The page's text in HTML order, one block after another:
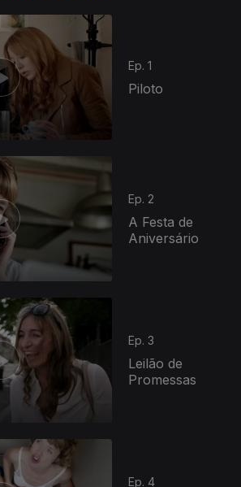
Ep. 1
Piloto
Ep. 2
A Festa de
Aniversário
Ep. 3
Leilão de
Promessas
Ep. 4